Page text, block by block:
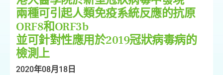
兩種可引起人類免疫系統反應的抗原
ORF8和ORF3b
並可針對性應用於2019冠狀病毒病的
檢測上
2020年08月18日